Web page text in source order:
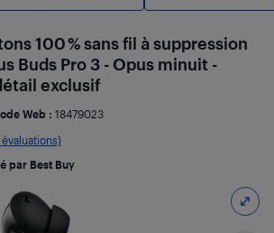
100 % sans fil à suppression
Buds Pro 3 - Opus minuit -
exclusif
Web : 18479023
par Best Buy